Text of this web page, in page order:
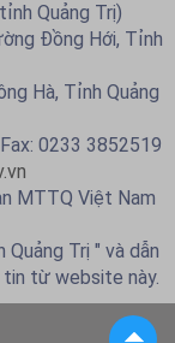
Quảng Trị)
Đồng Hới, Tỉnh
Hà, Tỉnh Quảng
0233 3852519
MTTQ Việt Nam
Trị " và dẫn
tin từ website này.